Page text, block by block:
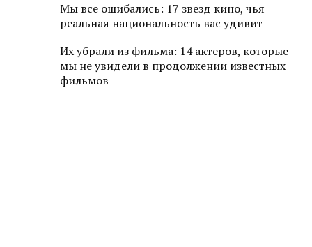
Мы все ошибались: 17 звезд кино, чья
реальная национальность вас удивит
Их убрали из фильма: 14 актеров, которые
мы не увидели в продолжении известных
фильмов